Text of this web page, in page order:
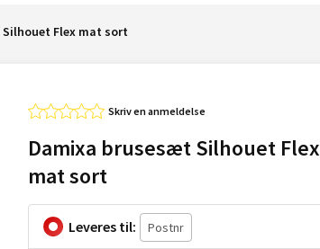
Flex mat sort
Skriv en anmeldelse
Damixa brusesæt Silhouet Flex
mat sort
Leveres til: